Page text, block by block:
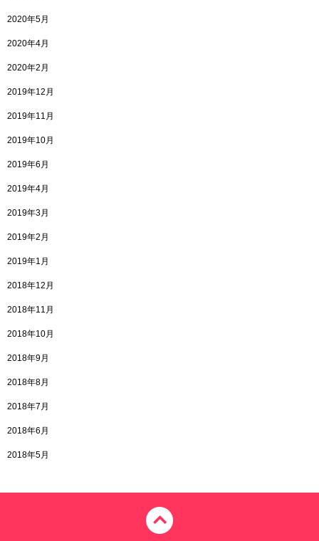
2020年5月
2020年4月
2020年2月
2019年12月
2019年11月
2019年10月
2019年6月
2019年4月
2019年3月
2019年2月
2019年1月
2018年12月
2018年11月
2018年10月
2018年9月
2018年8月
2018年7月
2018年6月
2018年5月